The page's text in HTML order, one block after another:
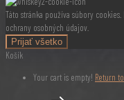
Táto stránka používa súbory
ochrany osobných údajov.
Prijať všetko
Košík
Your cart is empty! Return